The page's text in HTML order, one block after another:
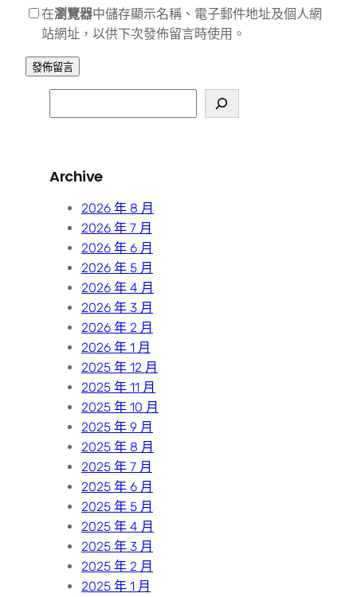
在瀏覽器中儲存顯示名稱、電子郵件地址及個人網
站網址，以供下次發佈留言時使用。
e
c
Archive
2026 年 8 月
2026 年 7 月
2026 年 6 月
2026 年 5 月
2026 年 4 月
2026 年 3 月
2026 年 2 月
2026 年 1 月
2025 年 12 月
2025 年 11 月
2025 年 10 月
2025 年 9 月
2025 年 8 月
2025 年 7 月
2025 年 6 月
2025 年 5 月
2025 年 4 月
2025 年 3 月
2025 年 2 月
2025 年 1 月